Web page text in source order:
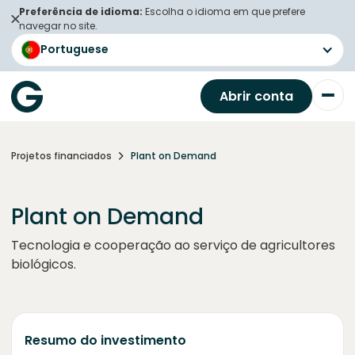
Preferência de idioma: Escolha o idioma em que prefere
navegar no site.
Portuguese
Abrir conta
Projetos financiados Plant on Demand
Plant on Demand
Tecnologia e cooperação ao serviço de agricultores
biológicos.
Resumo do investimento